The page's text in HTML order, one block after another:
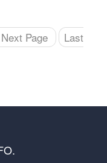
Next Page
Last